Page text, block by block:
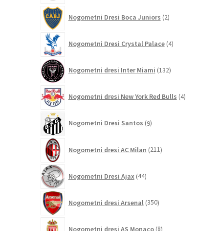
Nogometni Dresi Boca Juniors 2izdelka
Nogometni Dresi Crystal Palace 4izdelki
Nogometni dresi Inter Miami 132izdelkov
Nogometni dresi New York Red Bulls 4izdelki
Nogometni Dresi Santos 9izdelkov
Nogometni dresi AC Milan 211izdelkov
Nogometni Dresi Ajax 44izdelkov
Nogometni dresi Arsenal 350izdelkov
Nogometni dresi AS Monaco 8